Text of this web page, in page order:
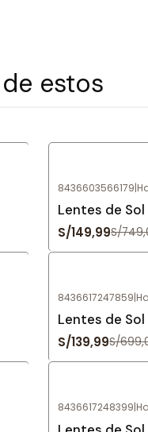
estos
Agotado
8436603566179|
Lentes de Sol
S/149,99S/
Agotado
8436617247859|
Lentes de Sol
S/139,99S/
Agotado
8436617248399|